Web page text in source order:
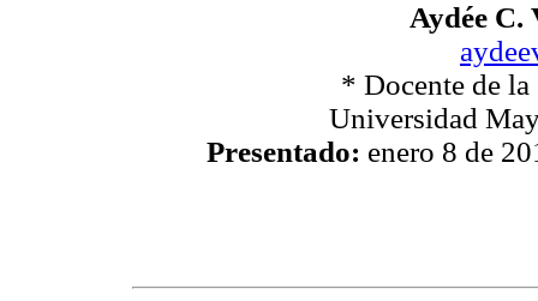
Aydée C.
* Docente de la
Universidad
Presentado: enero 8 de